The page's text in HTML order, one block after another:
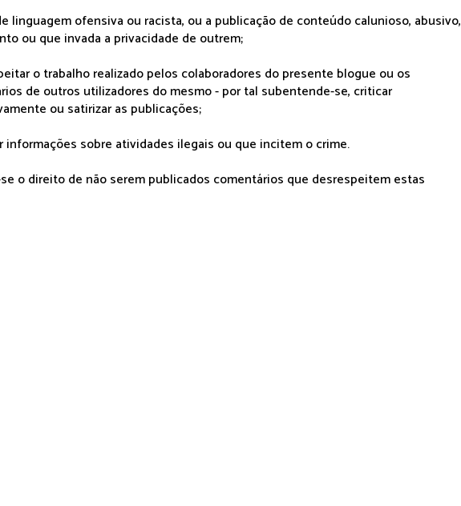
linguagem ofensiva ou racista, ou a publicação de conteúdo calunioso, abusivo,
ou que invada a privacidade de outrem;
o trabalho realizado pelos colaboradores do presente blogue ou os
de outros utilizadores do mesmo - por tal subentende-se, criticar
ou satirizar as publicações;
informações sobre atividades ilegais ou que incitem o crime.
o direito de não serem publicados comentários que desrespeitem estas